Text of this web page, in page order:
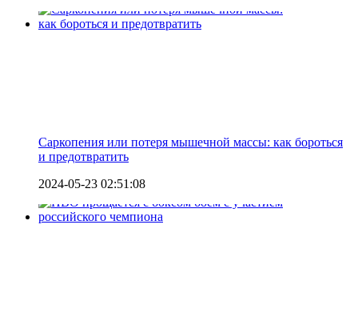
Саркопения или потеря мышечной массы: как бороться
и предотвратить
2024-05-23 02:51:08